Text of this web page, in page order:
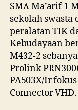
SMA Ma’arif 1
sekolah
peralatan TIK
Kebudayaan
M432-2
Prolink
PA503X/
Connector VHD.